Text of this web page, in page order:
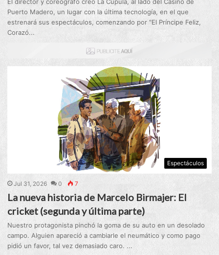
Puerto Madero, un lugar con la última tecnología, en el que
estrenará sus espectáculos, comenzando por "El Príncipe Feliz,
Corazó...
Espectáculos
Jul 31, 2026 0 7
La nueva historia de Marcelo Birmajer: El
cricket (segunda y última parte)
Nuestro protagonista pinchó la goma de su auto en un desolado
campo. Alguien apareció a cambiarle el neumático y como pago
pidió un favor, tal vez demasiado caro. ...